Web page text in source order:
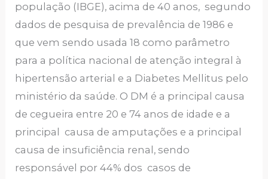
população (IBGE), acima de 40 anos, segundo
dados de pesquisa de prevalência de 1986 e
que vem sendo usada 18 como parâmetro
para a política nacional de atenção integral à
hipertensão arterial e a Diabetes Mellitus pelo
ministério da saúde. O DM é a principal causa
de cegueira entre 20 e 74 anos de idade e a
principal causa de amputações e a principal
causa de insuficiência renal, sendo
responsável por 44% dos casos de